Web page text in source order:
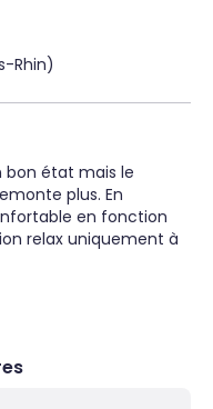
Rhin)
bon état mais le
plus. En
en fonction
relax uniquement à